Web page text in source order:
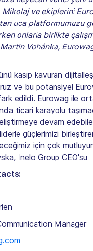
Mikolaj ve ekiplerini
uca platformumuzu
onlarla birlikte
Vohánka,
kasıp kavuran
ve bu potansiyel
edildi. Eurowag ile
ticari karayolu
devam
güçlerimizi
için çok
Inelo Group CEO'su
Manager